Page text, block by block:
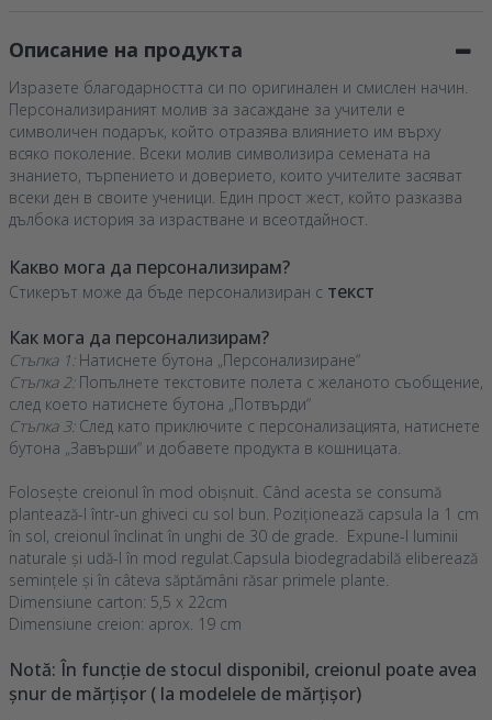
Описание на продукта
Изразете благодарността си по оригинален и смислен начин.
Персонализираният молив за засаждане за учители е
символичен подарък, който отразява влиянието им върху
всяко поколение. Всеки молив символизира семената на
знанието, търпението и доверието, които учителите засяват
всеки ден в своите ученици. Един прост жест, който разказва
дълбока история за израстване и всеотдайност.
Какво мога да персонализирам?
Стикерът може да бъде персонализиран с текст
Как мога да персонализирам?
Стъпка 1:Натиснете бутона „Персонализиране“
Стъпка 2:Попълнете текстовите полета с желаното съобщение,
след което натиснете бутона „Потвърди“
Стъпка 3:След като приключите с персонализацията, натиснете
бутона „Завърши“ и добавете продукта в кошницата.
Folosește creionul în mod obișnuit. Când acesta se consumă
plantează-l într-un ghiveci cu sol bun. Poziționează capsula la 1 cm
în sol, creionul înclinat în unghi de 30 de grade. Expune-l luminii
naturale și udă-l în mod regulat.Capsula biodegradabilă eliberează
semințele și în câteva săptămâni răsar primele plante.
Dimensiune carton: 5,5 x 22cm
Dimensiune creion: aprox. 19 cm
Notă: În funcție de stocul disponibil, creionul poate avea
șnur de mărțișor ( la modelele de mărțișor)